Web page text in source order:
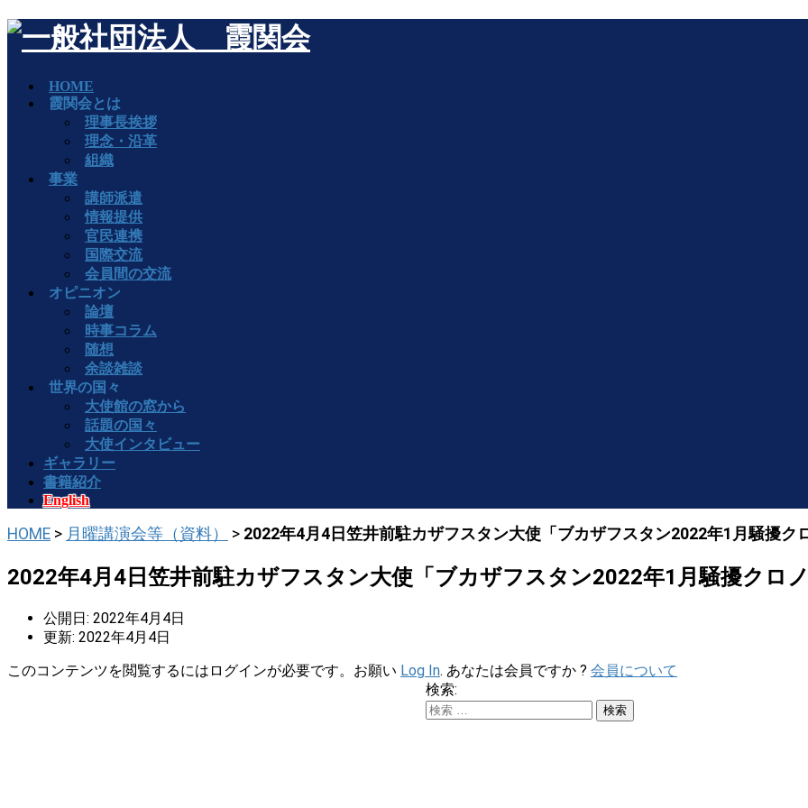
HOME
霞関会とは
理事長挨拶
理念・沿革
組織
事業
講師派遣
情報提供
官民連携
国際交流
会員間の交流
オピニオン
論壇
時事コラム
随想
余談雑談
世界の国々
大使館の窓から
話題の国々
大使インタビュー
ギャラリー
書籍紹介
English
HOME > 月曜講演会等（資料） > 2022年4月4日笠井前駐カザフスタン大使「ブカザフスタン2022年1月騒擾ク
2022年4月4日笠井前駐カザフスタン大使「ブカザフスタン2022年1月騒擾クロノ
公開日: 2022年4月4日
更新: 2022年4月4日
このコンテンツを閲覧するにはログインが必要です。お願い Log In. あなたは会員ですか ? 会員について
検索: